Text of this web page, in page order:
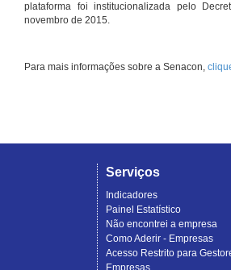
plataforma foi institucionalizada pelo
novembro de 2015.
Para mais informações sobre a Senacon,
Serviços
Indicadores
Painel Estatístico
Não encontrei a empresa
Como Aderir - Empresas
Acesso Restrito para